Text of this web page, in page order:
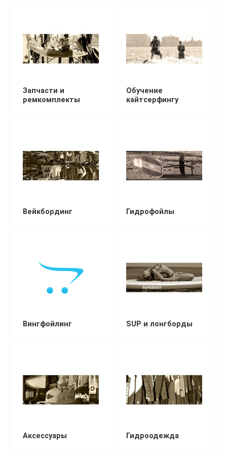
Запчасти и
ремкомплекты
Обучение
кайтсерфингу
Вейкбординг Гидрофойлы
Вингфойлинг SUP и лонгборды
Аксессуары Гидроодежда